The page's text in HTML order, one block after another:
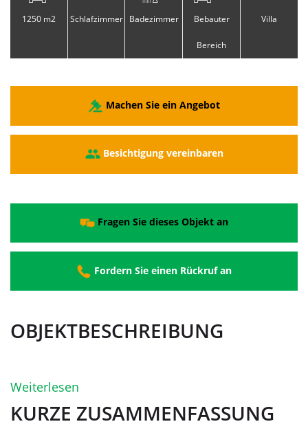
1250 m2 Schlafzimmer Badezimmer Bebauter
Bereich
Villa
Machen Sie ein Angebot
Besichtigung vereinbaren
Fragen Sie dieses Objekt an
Fordern Sie einen Rückruf an
OBJEKTBESCHREIBUNG
Weiterlesen
KURZE ZUSAMMENFASSUNG